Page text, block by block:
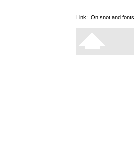
Link: On snot and fonts